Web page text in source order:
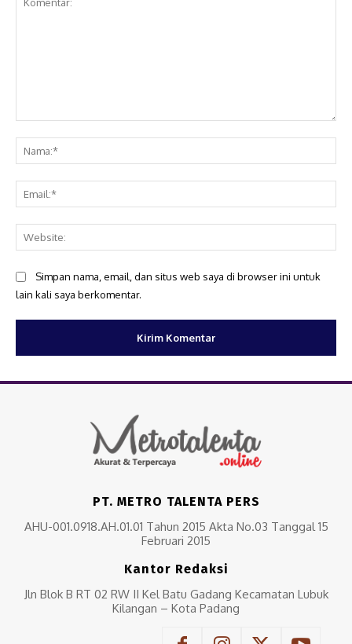
Simpan nama, email, dan situs web saya di browser ini untuk
lain kali saya berkomentar.
PT. METRO TALENTA PERS
AHU-001.0918.AH.01.01 Tahun 2015 Akta No.03 Tanggal 15
Februari 2015
Kantor Redaksi
Jln Blok B RT 02 RW II Kel Batu Gadang Kecamatan Lubuk
Kilangan – Kota Padang